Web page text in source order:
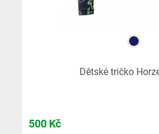
Dětské tričko
500 Kč